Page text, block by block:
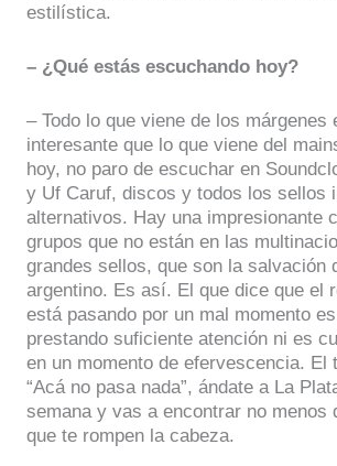
estilística.
– ¿Qué estás escuchando hoy?
– Todo lo que viene de los márgenes
interesante que lo que viene del
hoy, no paro de escuchar en
y Uf Caruf, discos y todos los sellos
alternativos. Hay una impresionante
grupos que no están en las
grandes sellos, que son la salvación
argentino. Es así. El que dice que el
está pasando por un mal momento
prestando suficiente atención ni es
en un momento de efervescencia. El
“Acá no pasa nada”, ándate a La
semana y vas a encontrar no menos
que te rompen la cabeza.